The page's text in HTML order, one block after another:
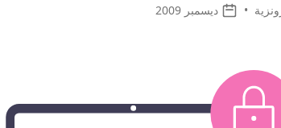
• ديسمبر 2009